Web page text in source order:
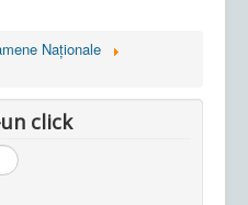
Naționale
click